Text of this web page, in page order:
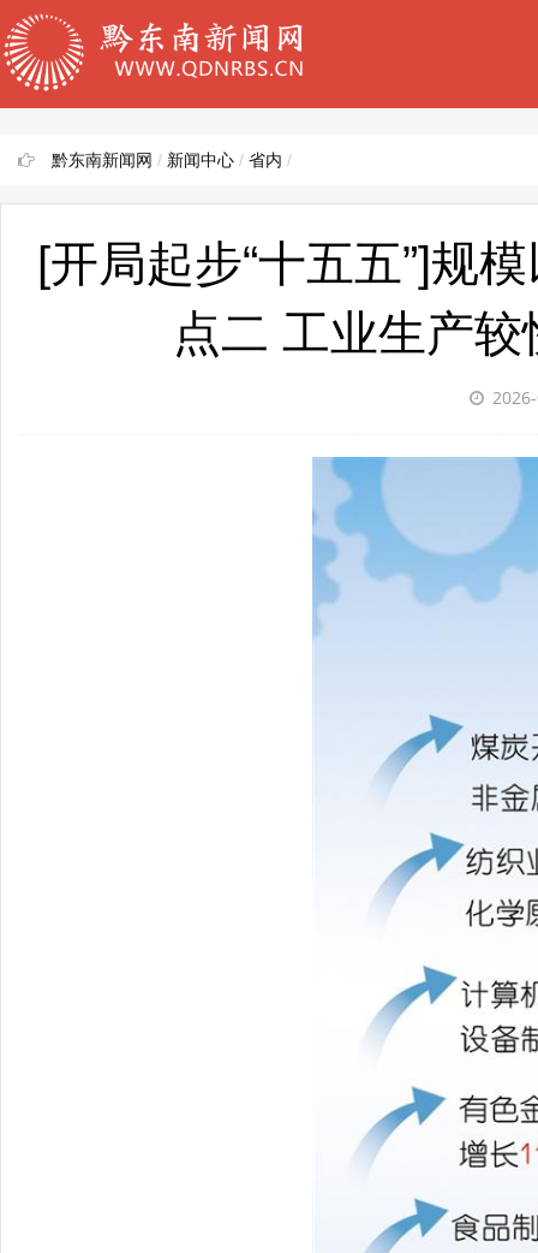
黔东南新闻网 / 新闻中心 / 省内 /
[开局起步“十五五”]规
点二 工业生产